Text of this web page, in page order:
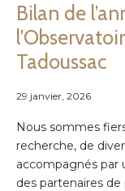
Bilan de
Tadoussac
29 janvier, 2026
Nous sommes
recherche, de
accompagnés par
des partenaires